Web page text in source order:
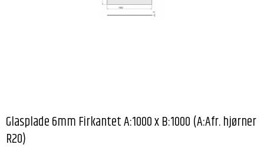
Glasplade 6mm Firkantet A:1000 x B:1000 (A:Afr. hjørner
R20)